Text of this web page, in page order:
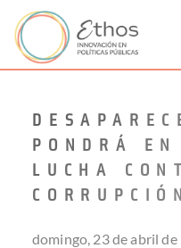
PONDRÁ
LUCHA
domingo, 23 de abril de